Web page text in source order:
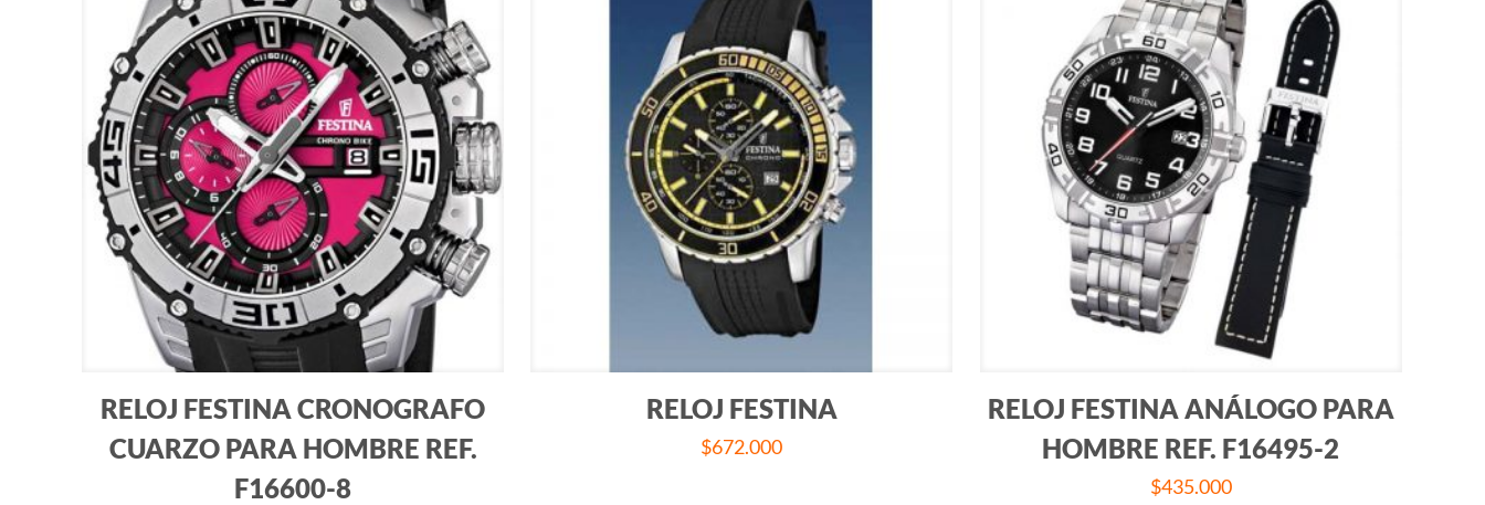
RELOJ FESTINA CRONOGRAFO
CUARZO PARA HOMBRE REF.
F16600-8
RELOJ FESTINA
$672.000
RELOJ FESTINA ANÁLOGO PARA
HOMBRE REF. F16495-2
$435.000